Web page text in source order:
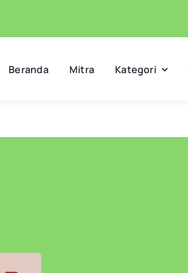
Beranda Mitra Kategori